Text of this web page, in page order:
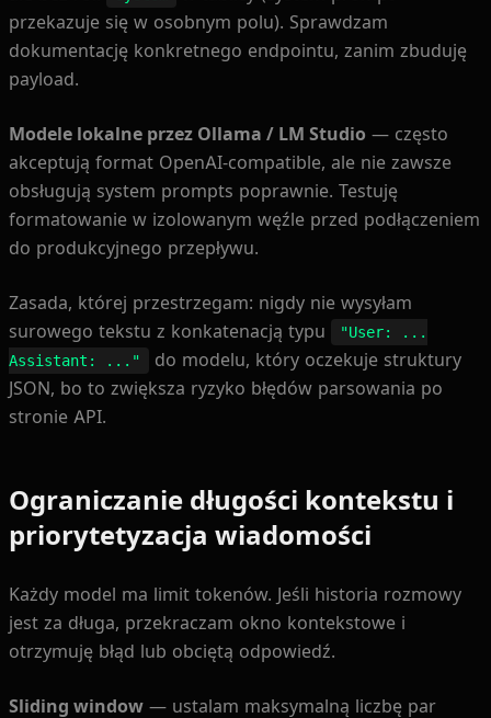
przekazuje się w osobnym polu). Sprawdzam
dokumentację konkretnego endpointu, zanim zbuduję
payload.
Modele lokalne przez Ollama / LM Studio — często
akceptują format OpenAI-compatible, ale nie zawsze
obsługują system prompts poprawnie. Testuję
formatowanie w izolowanym węźle przed podłączeniem
do produkcyjnego przepływu.
Zasada, której przestrzegam: nigdy nie wysyłam
surowego tekstu z konkatenacją typu
"User: ...
Assistant: ..."
do modelu, który oczekuje struktury
JSON, bo to zwiększa ryzyko błędów parsowania po
stronie API.
Ograniczanie długości kontekstu i
priorytetyzacja wiadomości
Każdy model ma limit tokenów. Jeśli historia rozmowy
jest za długa, przekraczam okno kontekstowe i
otrzymuję błąd lub obciętą odpowiedź.
Sliding window — ustalam maksymalną liczbę par